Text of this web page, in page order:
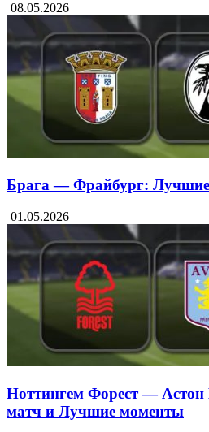
08.05.2026
Брага — Фрайбург:
01.05.2026
Ноттингем Форест —
матч и Лучшие моменты